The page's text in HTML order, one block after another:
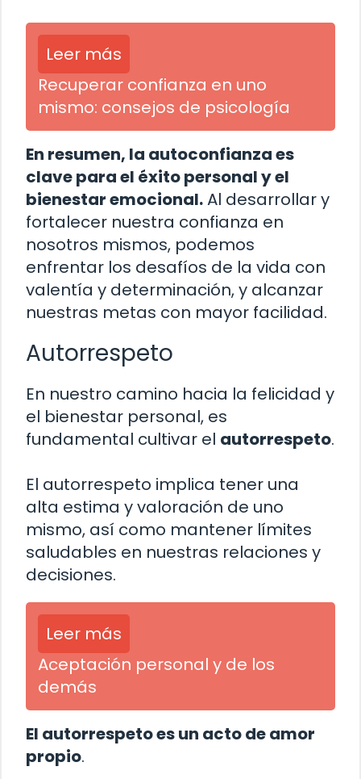
Leer más
Recuperar confianza en uno
mismo: consejos de psicología
En resumen, la autoconfianza es
clave para el éxito personal y el
bienestar emocional.Al desarrollar y
fortalecer nuestra confianza en
nosotros mismos, podemos
enfrentar los desafíos de la vida con
valentía y determinación, y alcanzar
nuestras metas con mayor facilidad.
Autorrespeto
En nuestro camino hacia la felicidad y
el bienestar personal, es
fundamental cultivar el autorrespeto.
El autorrespeto implica tener una
alta estima y valoración de uno
mismo, así como mantener límites
saludables en nuestras relaciones y
decisiones.
Leer más
Aceptación personal y de los
demás
El autorrespeto es un acto de amor
propio.